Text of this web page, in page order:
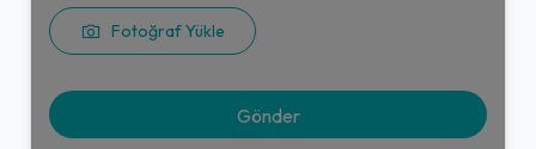
Fotoğraf Yükle